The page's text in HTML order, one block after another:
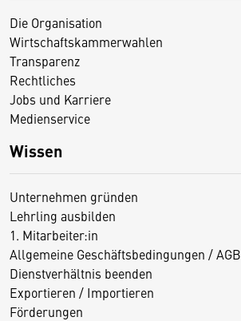
Die Organisation
Wirtschaftskammerwahlen
Transparenz
Rechtliches
Jobs und Karriere
Medienservice
Wissen
Unternehmen gründen
Lehrling ausbilden
1. Mitarbeiter:in
Allgemeine Geschäftsbedingungen / AGB
Dienstverhältnis beenden
Exportieren / Importieren
Förderungen